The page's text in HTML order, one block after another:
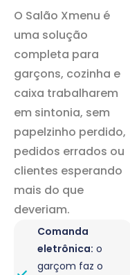
O Salão Xmenu é
uma solução
completa para
garçons, cozinha e
caixa trabalharem
em sintonia, sem
papelzinho perdido,
pedidos errados ou
clientes esperando
mais do que
deveriam.
Comanda
eletrônica: o
garçom faz o